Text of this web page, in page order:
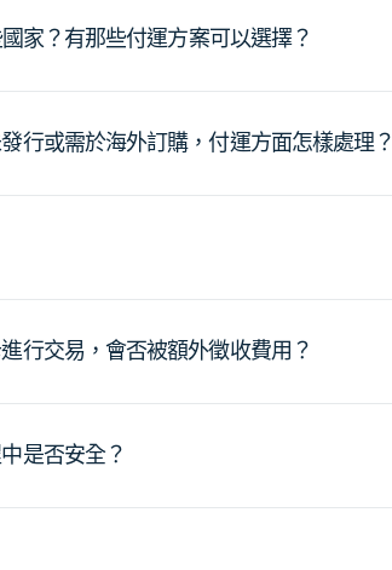
家？有那些付運方案可以選擇？
行或需於海外訂購，付運方面怎樣處理？
行交易，會否被額外徵收費用？
是否安全？